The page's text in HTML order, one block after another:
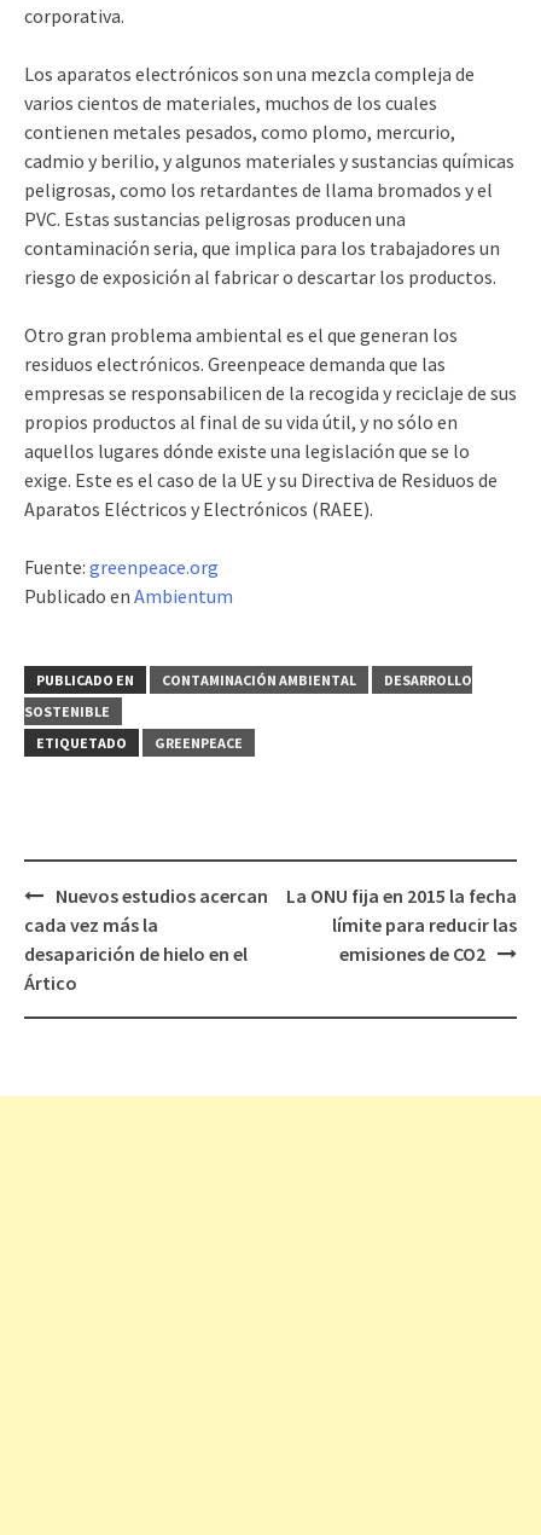
corporativa.
Los aparatos electrónicos son una mezcla compleja de
varios cientos de materiales, muchos de los cuales
contienen metales pesados, como plomo, mercurio,
cadmio y berilio, y algunos materiales y sustancias químicas
peligrosas, como los retardantes de llama bromados y el
PVC. Estas sustancias peligrosas producen una
contaminación seria, que implica para los trabajadores un
riesgo de exposición al fabricar o descartar los productos.
Otro gran problema ambiental es el que generan los
residuos electrónicos. Greenpeace demanda que las
empresas se responsabilicen de la recogida y reciclaje de sus
propios productos al final de su vida útil, y no sólo en
aquellos lugares dónde existe una legislación que se lo
exige. Este es el caso de la UE y su Directiva de Residuos de
Aparatos Eléctricos y Electrónicos (RAEE).
Fuente: greenpeace.org
Publicado en Ambientum
PUBLICADO EN CONTAMINACIÓN AMBIENTAL
DESARROLLO
SOSTENIBLE
ETIQUETADO
GREENPEACE
Navegación
de
entradas
Nuevos estudios acercan
cada vez más la
desaparición de hielo en el
Ártico
La ONU fija en 2015 la fecha
límite para reducir las
emisiones de CO2